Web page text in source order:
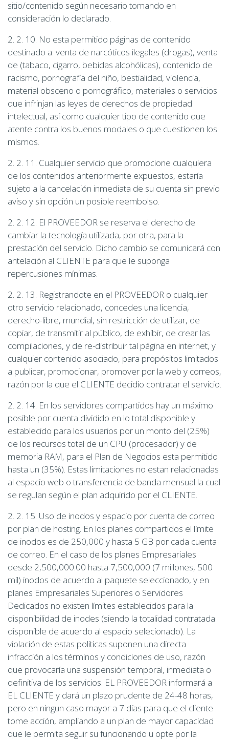
sitio/contenido según necesario tomando en
consideración lo declarado.
2. 2. 10. No esta permitido páginas de contenido
destinado a: venta de narcóticos ilegales (drogas), venta
de (tabaco, cigarro, bebidas alcohólicas), contenido de
racismo, pornografía del niño, bestialidad, violencia,
material obsceno o pornográfico, materiales o servicios
que infrinjan las leyes de derechos de propiedad
intelectual, así como cualquier tipo de contenido que
atente contra los buenos modales o que cuestionen los
mismos.
2. 2. 11. Cualquier servicio que promocione cualquiera
de los contenidos anteriormente expuestos, estaría
sujeto a la cancelación inmediata de su cuenta sin previo
aviso y sin opción un posible reembolso.
2. 2. 12. El PROVEEDOR se reserva el derecho de
cambiar la tecnología utilizada, por otra, para la
prestación del servicio. Dicho cambio se comunicará con
antelación al CLIENTE para que le suponga
repercusiones mínimas.
2. 2. 13. Registrandote en el PROVEEDOR o cualquier
otro servicio relacionado, concedes una licencia,
derecho-libre, mundial, sin restricción de utilizar, de
copiar, de transmitir al público, de exhibir, de crear las
compilaciones, y de re-distribuir tal página en internet, y
cualquier contenido asociado, para propósitos limitados
a publicar, promocionar, promover por la web y correos,
razón por la que el CLIENTE decidio contratar el servicio.
2. 2. 14. En los servidores compartidos hay un máximo
posible por cuenta dividido en lo total disponible y
establecido para los usuarios por un monto del (25%)
de los recursos total de un CPU (procesador) y de
memoria RAM, para el Plan de Negocios esta permitido
hasta un (35%). Estas limitaciones no estan relacionadas
al espacio web o transferencia de banda mensual la cual
se regulan según el plan adquirido por el CLIENTE.
2. 2. 15. Uso de inodos y espacio por cuenta de correo
por plan de hosting. En los planes compartidos el límite
de inodos es de 250,000 y hasta 5 GB por cada cuenta
de correo. En el caso de los planes Empresariales
desde 2,500,000.00 hasta 7,500,000 (7 millones, 500
mil) inodos de acuerdo al paquete seleccionado, y en
planes Empresariales Superiores o Servidores
Dedicados no existen límites establecidos para la
disponibilidad de inodes (siendo la totalidad contratada
disponible de acuerdo al espacio selecionado). La
violación de estas políticas suponen una directa
infracción a los términos y condiciones de uso, razón
que provocaría una suspensión temporal, inmediata o
definitiva de los servicios. EL PROVEEDOR informará a
EL CLIENTE y dará un plazo prudente de 24-48 horas,
pero en ningun caso mayor a 7 días para que el cliente
tome acción, ampliando a un plan de mayor capacidad
que le permita seguir su funcionando u opte por la